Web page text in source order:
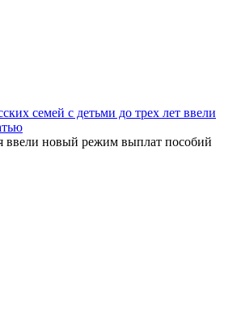
семей с детьми до трех лет ввели
ввели новый режим выплат пособий